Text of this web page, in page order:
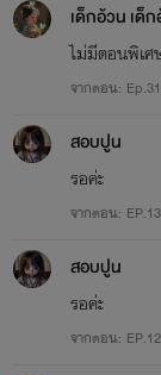
เด็กอ้วน เด็
ไม่มีตอนพิเศ
จากตอน:
สอบปูน
รอค่ะ
จากตอน:
สอบปูน
รอค่ะ
จากตอน: